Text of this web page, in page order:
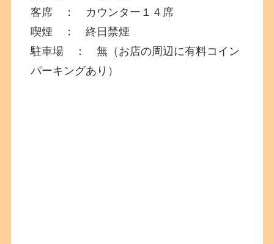
客席 ： カウンター１４席
喫煙 ： 終日禁煙
駐車場 ： 無（お店の周辺に有料コイン
パーキングあり）